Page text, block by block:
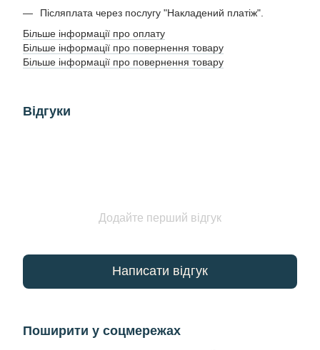
Післяплата через послугу "Накладений платіж".
Більше інформації про оплату
Більше інформації про повернення товару
Більше інформації про повернення товару
Відгуки
Додайте перший відгук
Написати відгук
Поширити у соцмережах